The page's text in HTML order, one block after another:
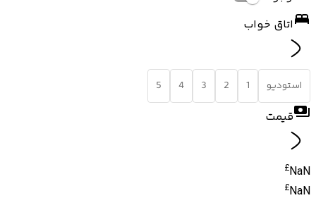
اتاق خواب
استودیو 1
2
3
4
5
قیمت
NaN
£
NaN
£